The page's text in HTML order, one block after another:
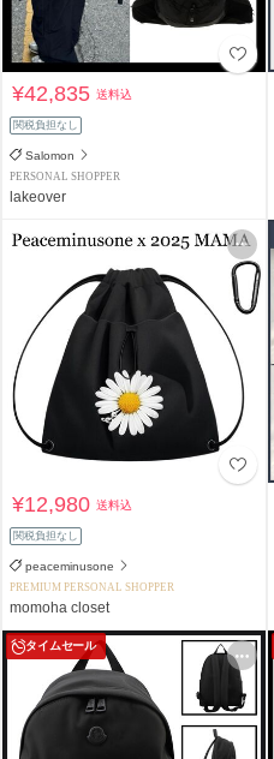
¥42,835送料込
関税負担なし
Salomon
PERSONAL SHOPPER
lakeover
¥12,980送料込
関税負担なし
peaceminusone
PREMIUM PERSONAL SHOPPER
momoha closet
タイムセール